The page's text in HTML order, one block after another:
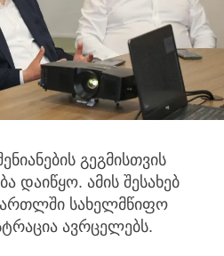
გეგმისთვის
დაიწყო. ამის შესახებ
სახელმწიფო
ავრცელებს.